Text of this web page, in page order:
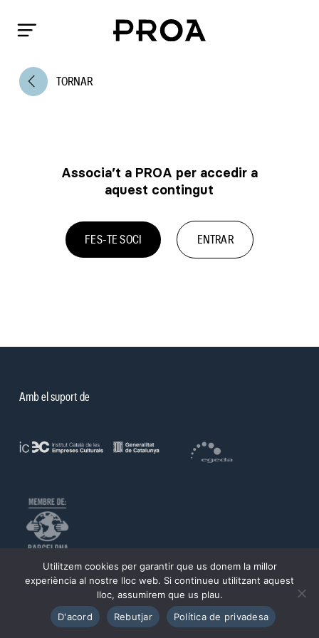
arrow_back_ios TORNAR
Associa’t a PROA per accedir a
aquest contingut
FES-TE SOCI ENTRAR
Amb el suport de
©PROA 2026.
Política de privadesa Avís legal
Utilitzem cookies per garantir que us donem la millor
experiència al nostre lloc web. Si continueu utilitzant aquest
lloc, assumirem que us plau.
D'acord
Rebutjar Política de privadesa